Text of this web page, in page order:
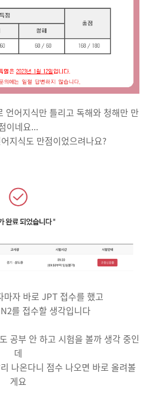
언어지식만 틀리고 독해와 청해만 만
이네요...
지식도 만점이었으려나요?
마자 바로 JPT 접수를 했고
를 접수할 생각입니다
공부 안 하고 시험을 볼까 생각 중인
데
나온다니 점수 나오면 바로 올려볼
게요